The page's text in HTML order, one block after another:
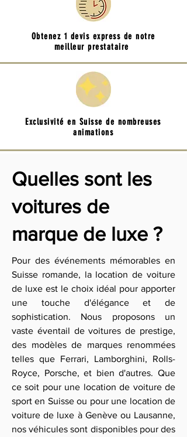
Obtenez 1 devis express de notre
meilleur prestataire
Exclusivité en Suisse de nombreuses
animations
Quelles sont les
voitures de
marque de luxe ?
Pour des événements mémorables en
Suisse romande, la location de voiture
de luxe est le choix idéal pour apporter
une touche d'élégance et de
sophistication. Nous proposons un
vaste éventail de voitures de prestige,
des modèles de marques renommées
telles que Ferrari, Lamborghini, Rolls-
Royce, Porsche, et bien d'autres. Que
ce soit pour une location de voiture de
sport en Suisse ou pour une location de
voiture de luxe à Genève ou Lausanne,
nos véhicules sont disponibles pour des